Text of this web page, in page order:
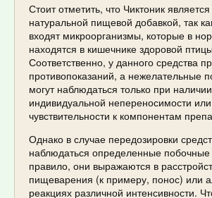
Стоит отметить, что Чиктоник
натуральной пищевой добавкой, так
входят микроорганизмы, которые в
находятся в кишечнике здоровой
Соответственно, у данного средства
противопоказаний, а нежелательные
могут наблюдаться только при наличии
индивидуальной непереносимости
чувствительности к компонентам
Однако в случае передозировки
наблюдаться определенные
правило, они выражаются в
пищеварения (к примеру, понос) или
реакциях различной интенсивности.